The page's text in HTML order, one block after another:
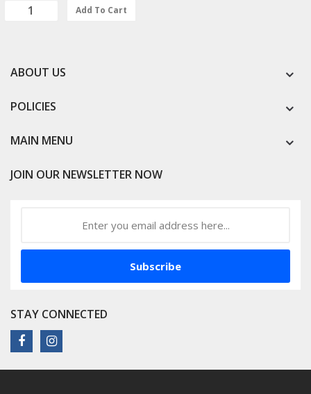
Add To Cart
ABOUT US
POLICIES
MAIN MENU
JOIN OUR NEWSLETTER NOW
Subscribe
STAY CONNECTED